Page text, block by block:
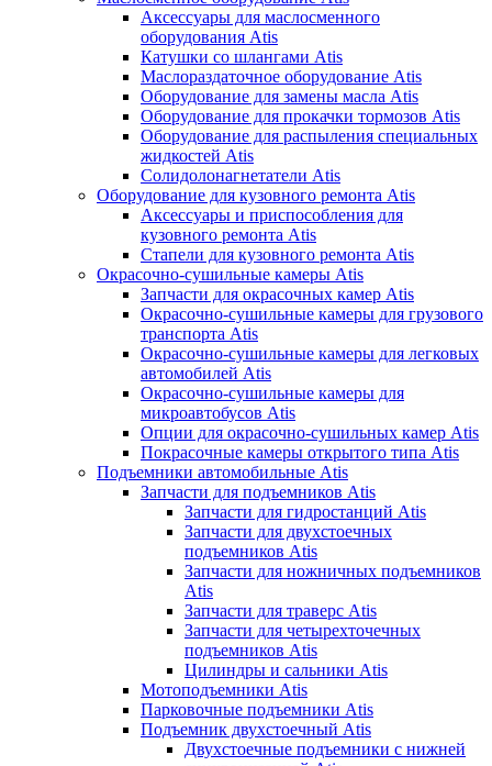
Аксессуары для маслосменного
оборудования Atis
Катушки со шлангами Atis
Маслораздаточное оборудование Atis
Оборудование для замены масла Atis
Оборудование для прокачки тормозов Atis
Оборудование для распыления специальных
жидкостей Atis
Солидолонагнетатели Atis
Оборудование для кузовного ремонта Atis
Аксессуары и приспособления для
кузовного ремонта Atis
Стапели для кузовного ремонта Atis
Окрасочно-сушильные камеры Atis
Запчасти для окрасочных камер Atis
Окрасочно-сушильные камеры для грузового
транспорта Atis
Окрасочно-сушильные камеры для легковых
автомобилей Atis
Окрасочно-сушильные камеры для
микроавтобусов Atis
Опции для окрасочно-сушильных камер Atis
Покрасочные камеры открытого типа Atis
Подъемники автомобильные Atis
Запчасти для подъемников Atis
Запчасти для гидростанций Atis
Запчасти для двухстоечных
подъемников Atis
Запчасти для ножничных подъемников
Atis
Запчасти для траверс Atis
Запчасти для четырехточечных
подъемников Atis
Цилиндры и сальники Atis
Мотоподъемники Atis
Парковочные подъемники Atis
Подъемник двухстоечный Atis
Двухстоечные подъемники с нижней